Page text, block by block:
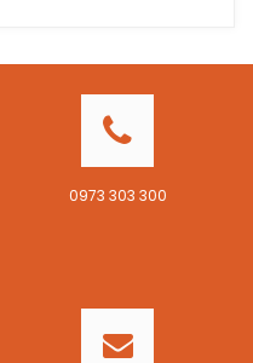
0973 303 300